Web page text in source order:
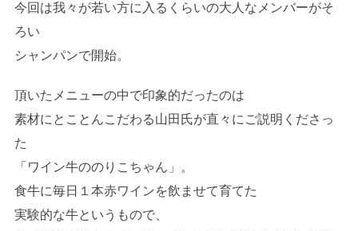
今回は我々が若い方に入るくらいの大人なメンバーがそ
ろい
シャンパンで開始。
頂いたメニューの中で印象的だったのは
素材にとことんこだわる山田氏が直々にご説明くださっ
た
「ワイン牛ののりこちゃん」。
食牛に毎日１本赤ワインを飲ませて育てた
実験的な牛というもので、